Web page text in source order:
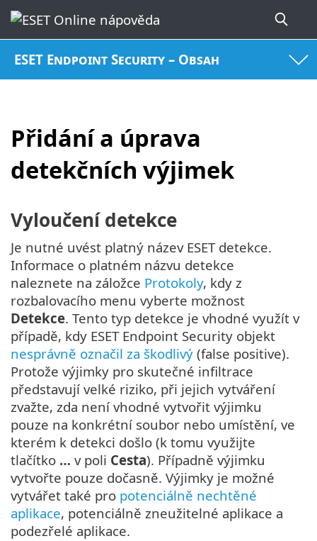
ESET Endpoint Security – Obsah
Přidání a úprava
detekčních výjimek
Vyloučení detekce
Je nutné uvést platný název ESET detekce.
Informace o platném názvu detekce
naleznete na záložce Protokoly, kdy z
rozbalovacího menu vyberte možnost
Detekce. Tento typ detekce je vhodné využít v
případě, kdy ESET Endpoint Security objekt
nesprávně označil za škodlivý (false positive).
Protože výjimky pro skutečné infiltrace
představují velké riziko, při jejich vytváření
zvažte, zda není vhodné vytvořit výjimku
pouze na konkrétní soubor nebo umístění, ve
kterém k detekci došlo (k tomu využijte
tlačítko … v poli Cesta). Případně výjimku
vytvořte pouze dočasně. Výjimky je možné
vytvářet také pro potenciálně nechtěné
aplikace, potenciálně zneužitelné aplikace a
podezřelé aplikace.